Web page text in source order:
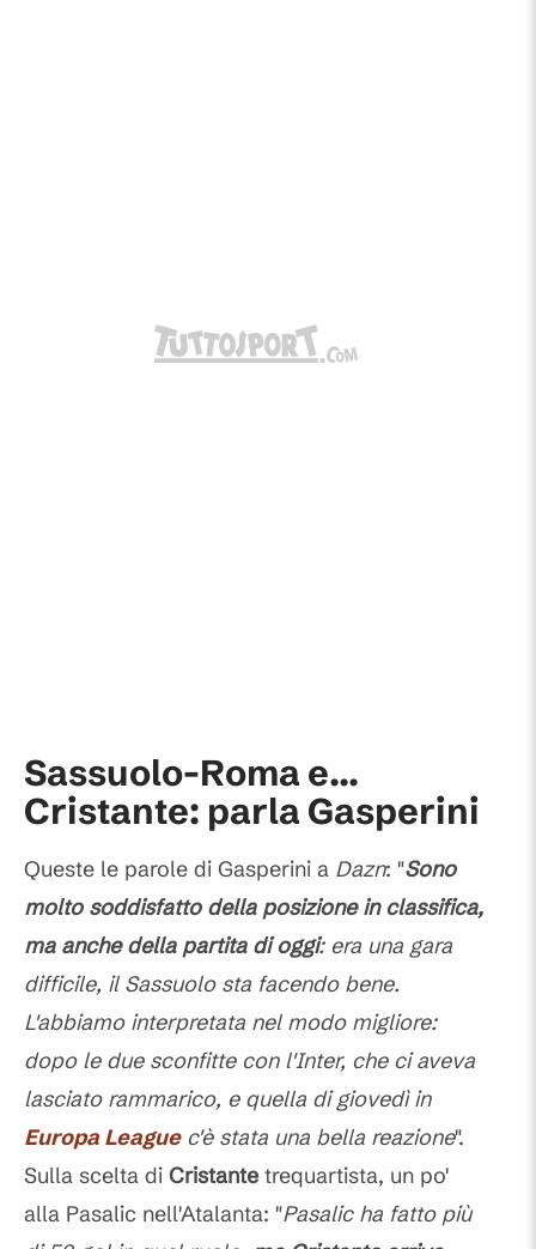
Sassuolo-Roma e...
Cristante: parla Gasperini
Queste le parole di Gasperini a Dazn: "Sono
molto soddisfatto della posizione in classifica,
ma anche della partita di oggi: era una gara
difficile, il Sassuolo sta facendo bene.
L'abbiamo interpretata nel modo migliore:
dopo le due sconfitte con l'Inter, che ci aveva
lasciato rammarico, e quella di giovedì in
Europa Leaguec'è stata una bella reazione".
Sulla scelta di Cristantetrequartista, un po'
alla Pasalic nell'Atalanta: "Pasalic ha fatto più